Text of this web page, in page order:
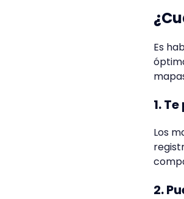
Es
1.
Los
2.